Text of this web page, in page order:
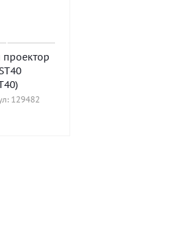
129482